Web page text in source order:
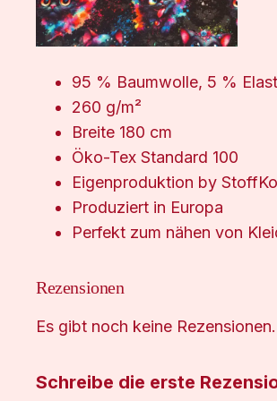
95 % Baumwolle, 5 %
260 g/m²
Breite 180 cm
Öko-Tex Standard 100
Eigenproduktion by
Produziert in Europa
Perfekt zum nähen von
Rezensionen
Es gibt noch keine Rezensionen.
Schreibe die erste